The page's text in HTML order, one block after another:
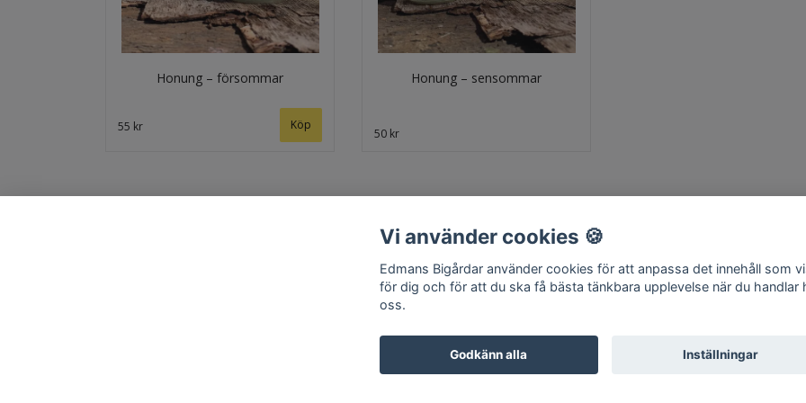
Honung – försommar
55 kr Köp
Honung – sensommar
50 kr
Hem Om oss Kontakt Köpvillkor Surret
© Copyright 2026 Edmans Bigårdar
Vi använder cookies 🍪
Edmans Bigårdar använder cookies för att anpassa det innehåll som
för dig och för att du ska få bästa tänkbara upplevelse när du handlar
oss.
Godkänn alla Inställningar